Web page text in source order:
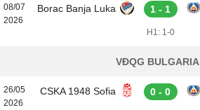
08/07
2026
Borac Banja Luka 1 - 1
H1: 1-0
VĐQG BULGARIA
26/05
2026
CSKA 1948 Sofia 0 - 0